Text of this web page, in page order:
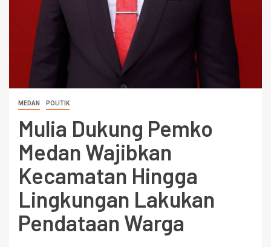
MEDAN POLITIK
Mulia Dukung Pemko
Medan Wajibkan
Kecamatan Hingga
Lingkungan Lakukan
Pendataan Warga